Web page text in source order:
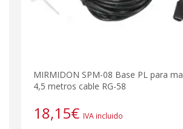
MIRMIDON SPM-08 Base PL para
4,5 metros cable RG-58
18,15€ IVA incluido